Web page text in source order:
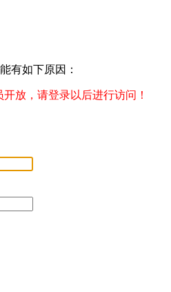
有如下原因：
放，请登录以后进行访问！